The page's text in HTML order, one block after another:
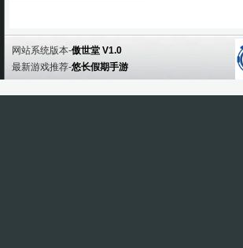
网站系统版本-傲世堂 V1.0
最新游戏推荐-悠长假期手游